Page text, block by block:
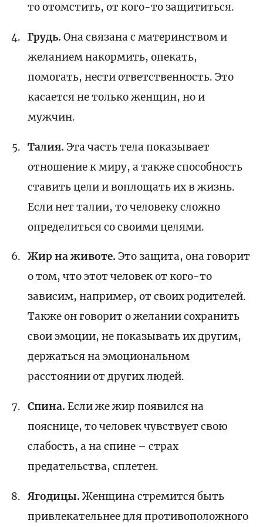
то отомстить, от кого-то защититься.
Грудь.Она связана с материнством и
желанием накормить, опекать,
помогать, нести ответственность. Это
касается не только женщин, но и
мужчин.
Талия.Эта часть тела показывает
отношение к миру, а также способность
ставить цели и воплощать их в жизнь.
Если нет талии, то человеку сложно
определиться со своими целями.
Жир на животе. Это защита, она говорит
о том, что этот человек от кого-то
зависим, например, от своих родителей.
Также он говорит о желании сохранить
свои эмоции, не показывать их другим,
держаться на эмоциональном
расстоянии от других людей.
Спина. Если же жир появился на
пояснице, то человек чувствует свою
слабость, а на спине – страх
предательства, сплетен.
Ягодицы. Женщина стремится быть
привлекательнее для противоположного